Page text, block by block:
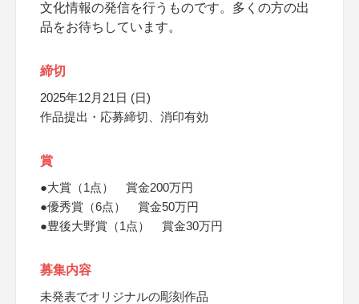
文化情報の発信を行うものです。多くの方の出
品をお待ちしています。
締切
2025年12月21日 (日)
作品提出・応募締切、消印有効
賞
●大賞（1点） 賞金200万円
●優秀賞（6点） 賞金50万円
●豊後大野賞（1点） 賞金30万円
募集内容
未発表でオリジナルの彫刻作品